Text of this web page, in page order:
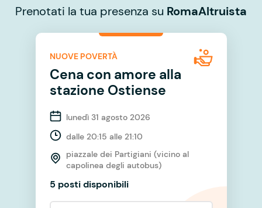
Prenotati la tua presenza su RomaAltruista
NUOVE POVERTÀ
Cena con amore alla
stazione Ostiense
lunedì 31 agosto 2026
dalle 20:15 alle 21:10
piazzale dei Partigiani (vicino al
capolinea degli autobus)
5 posti disponibili